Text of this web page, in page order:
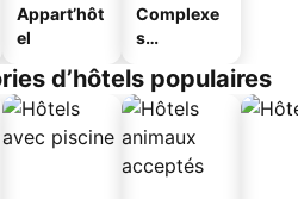
Appart’hôt
el
Complexe
s
s
d’hôtels populaires